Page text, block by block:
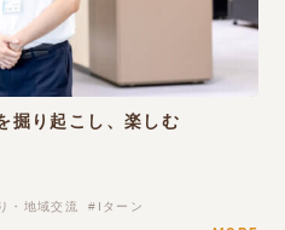
掘り起こし、楽しむ
・地域交流 Iターン